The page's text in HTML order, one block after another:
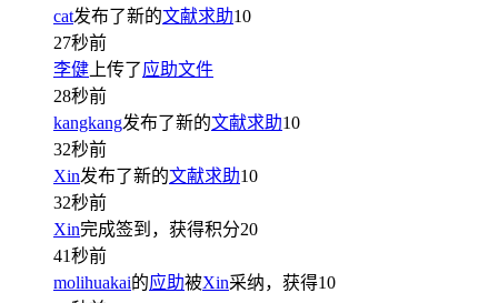
cat发布了新的文献求助10
27秒前
李健 上传了应助文件
28秒前
kangkang发布了新的文献求助10
32秒前
Xin发布了新的文献求助10
32秒前
Xin完成签到，获得积分20
41秒前
molihuakai的应助被Xin采纳，获得10